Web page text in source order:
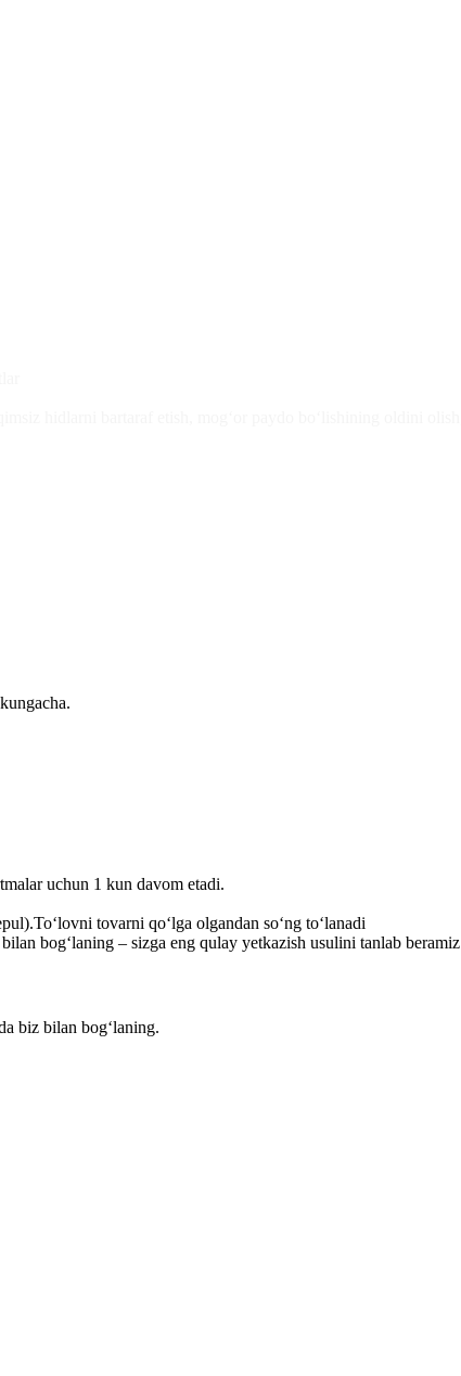
uchun 1 kun davom etadi.
tovarni qo‘lga olgandan so‘ng to‘lanadi
bog‘laning – sizga eng qulay yetkazish usulini tanlab beramiz
biz bilan bog‘laning.